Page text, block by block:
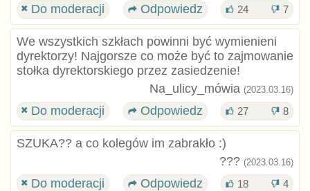
Do moderacji Odpowiedz 24 7
We wszystkich szkłach powinni być wymienieni
dyrektorzy! Najgorsze co może być to zajmowanie
stołka dyrektorskiego przez zasiedzenie!
Na_ulicy_mówia (2023.03.16)
Do moderacji Odpowiedz 27 8
SZUKA?? a co kolegów im zabrakło :)
??? (2023.03.16)
Do moderacji Odpowiedz 18 4